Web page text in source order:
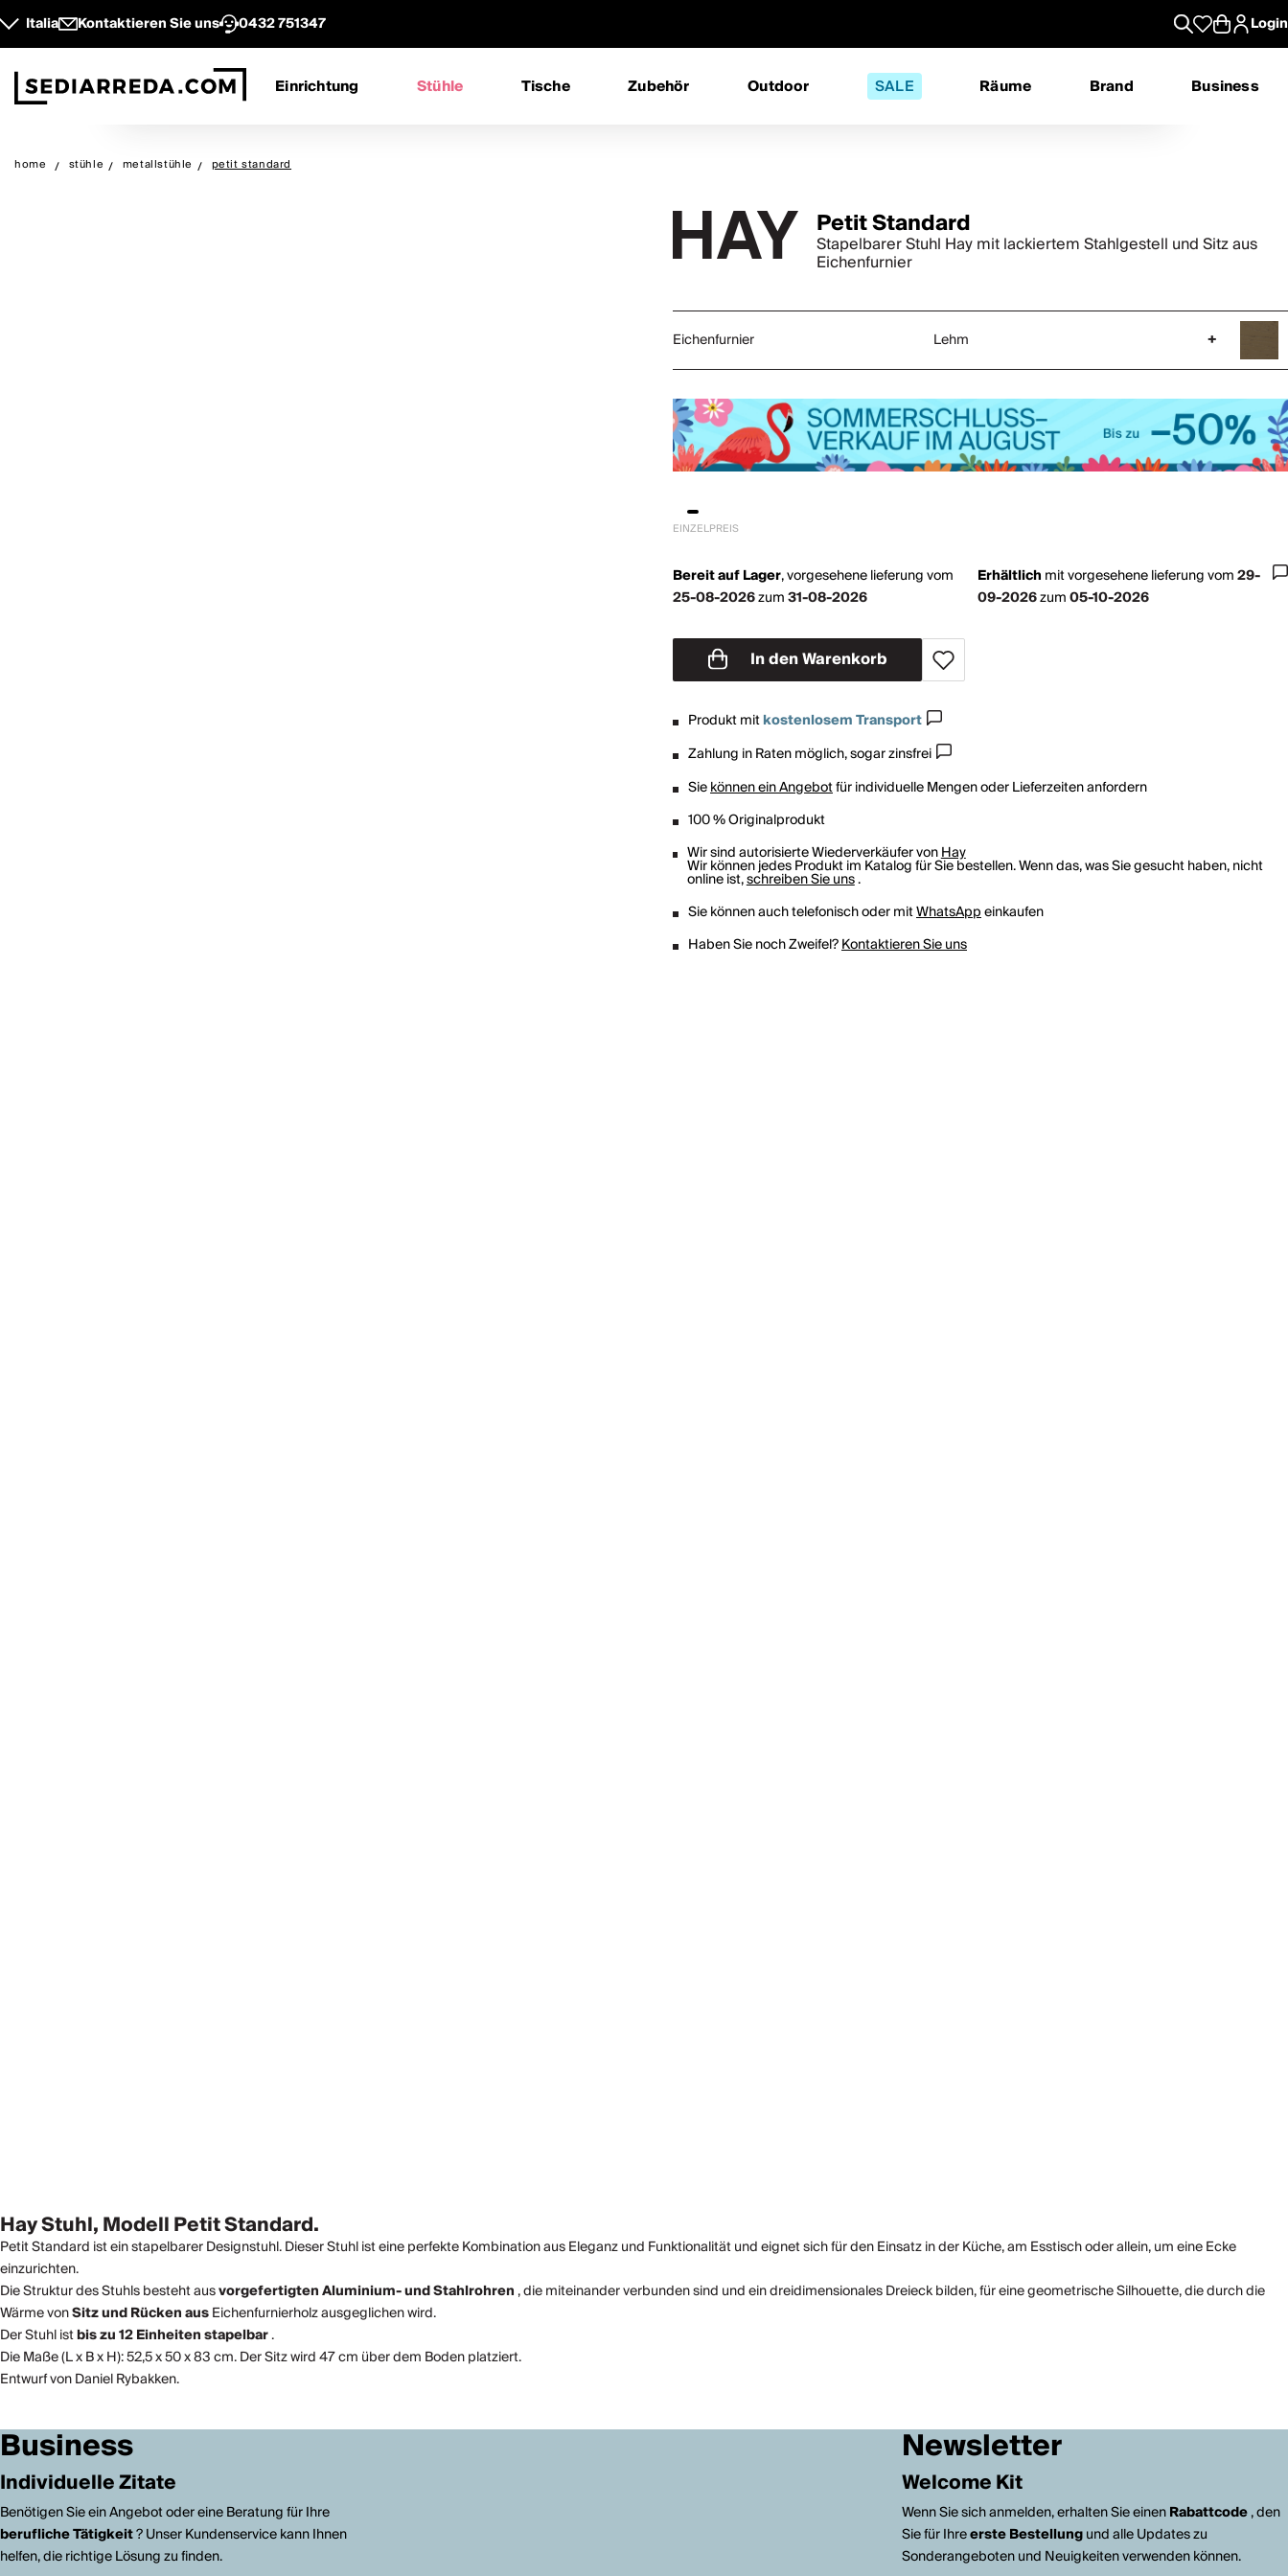
Italia Kontaktieren Sie uns 0432 751347 Login
Einrichtung Stühle Tische Zubehör Outdoor SALE Räume Brand Business
home stühle metallstühle petit standard
Petit Standard
Stapelbarer Stuhl Hay mit lackiertem Stahlgestell und Sitz aus
Eichenfurnier
Eichenfurnier Lehm +
EINZELPREIS
Bereit auf Lager,vorgesehene lieferung vom
25-08-2026zum31-08-2026
Erhältlich mitvorgesehene lieferung vom29-
09-2026zum05-10-2026
In den Warenkorb
Produkt mitkostenlosem Transport
Zahlung in Raten möglich, sogar zinsfrei
Siekönnen ein Angebotfür individuelle Mengen oder Lieferzeiten anfordern
100 % Originalprodukt
Wir sind autorisierte Wiederverkäufer vonHay
Wir können jedes Produkt im Katalog für Sie bestellen. Wenn das, was Sie gesucht haben, nicht
online ist,schreiben Sie uns.
Sie können auch telefonisch oder mitWhatsAppeinkaufen
Haben Sie noch Zweifel?Kontaktieren Sie uns
Hay Stuhl, Modell Petit Standard.
Petit Standard ist ein stapelbarer Designstuhl. Dieser Stuhl ist eine perfekte Kombination aus Eleganz und Funktionalität und eignet sich für den Einsatz in der Küche, am Esstisch oder allein, um eine Ecke
einzurichten.
Die Struktur des Stuhls besteht ausvorgefertigten Aluminium- und Stahlrohren , die miteinander verbunden sind und ein dreidimensionales Dreieck bilden, für eine geometrische Silhouette, die durch die
Wärme vonSitz und Rücken ausEichenfurnierholz ausgeglichen wird.
Der Stuhl istbis zu 12 Einheiten stapelbar.
Die Maße (L x B x H): 52,5 x 50 x 83 cm. Der Sitz wird 47 cm über dem Boden platziert.
Entwurf von Daniel Rybakken.
Business
Individuelle Zitate
Benötigen Sie ein Angebot oder eine Beratung für Ihre
berufliche Tätigkeit? Unser Kundenservice kann Ihnen
helfen, die richtige Lösung zu finden.
Newsletter
Welcome Kit
Wenn Sie sich anmelden, erhalten Sie einenRabattcode, den
Sie für Ihreerste Bestellungund alle Updates zu
Sonderangeboten und Neuigkeiten verwenden können.